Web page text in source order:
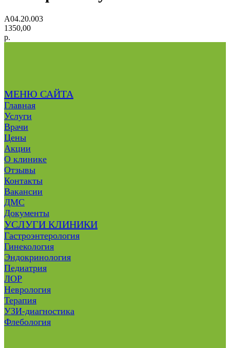
А04.20.003
1350,00
р.
МЕНЮ САЙТА
Главная
Услуги
Врачи
Цены
Акции
О клинике
Отзывы
Контакты
Вакансии
ДМС
Документы
УСЛУГИ КЛИНИКИ
Гастроэнтерология
Гинекология
Эндокринология
Педиатрия
ЛОР
Неврология
Терапия
УЗИ-диагностика
Флебология